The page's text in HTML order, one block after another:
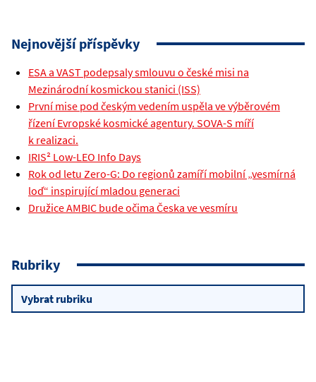
Nejnovější příspěvky
ESA a VAST podepsaly smlouvu o české misi na
Mezinárodní kosmickou stanici (ISS)
První mise pod českým vedením uspěla ve výběrovém
řízení Evropské kosmické agentury. SOVA-S míří
k realizaci.
IRIS² Low-LEO Info Days
Rok od letu Zero-G: Do regionů zamíří mobilní „vesmírná
loď“ inspirující mladou generaci
Družice AMBIC bude očima Česka ve vesmíru
Rubriky
Rubriky